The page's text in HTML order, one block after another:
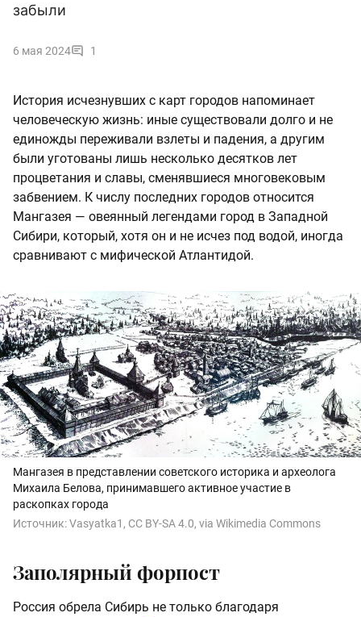
забыли
6 мая 2024 1
История исчезнувших с карт городов напоминает
человеческую жизнь: иные существовали долго и не
единожды переживали взлеты и падения, а другим
были уготованы лишь несколько десятков лет
процветания и славы, сменявшиеся многовековым
забвением. К числу последних городов относится
Мангазея — овеянный легендами город в Западной
Сибири, который, хотя он и не исчез под водой, иногда
сравнивают с мифической Атлантидой.
Мангазея в представлении советского историка и археолога
Михаила Белова, принимавшего активное участие в
раскопках города
Источник:Vasyatka1, CC BY-SA 4.0, via Wikimedia Commons
Заполярный форпост
Россия обрела Сибирь не только благодаря